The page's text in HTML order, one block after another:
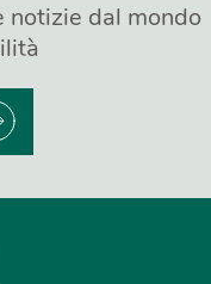
notizie dal mondo